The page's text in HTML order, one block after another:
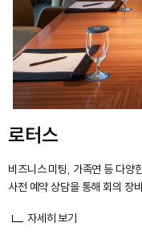
로터스
비즈니스 미팅, 가족연 등 다양
사전 예약 상담을 통해 회의 장
자세히 보기